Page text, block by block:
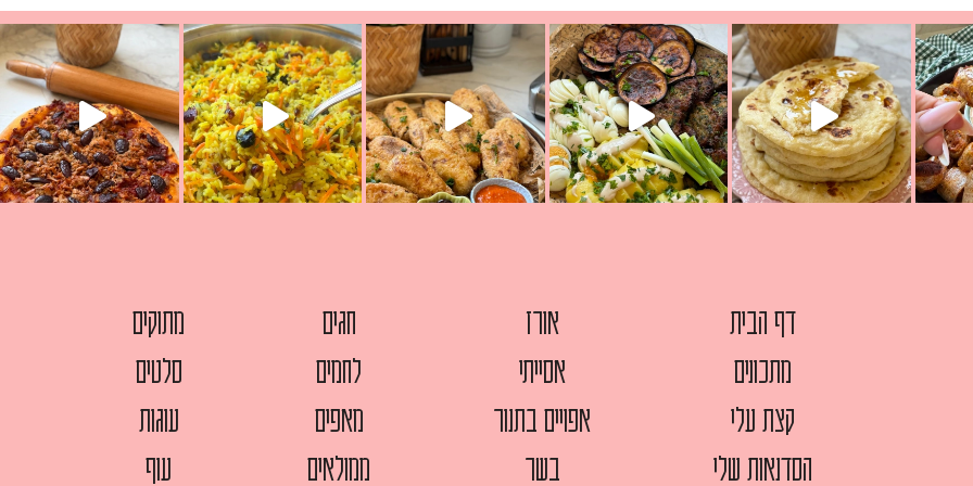
מעול
לאכול משהו אז מה בשבילכם? בפ
פסטל טוניסאי לתשעת הימים, חשבתי מה לחדש לכם ונראה
אורז יצירתי לתשעת הימים ולכבוד שבת קודשלמתכון
פיצה של תשעת הימים ולמה היא נקראת ככה? ההסבר בסרטו
דף הבית
מתכונים
קצת עלי
הסדנאות שלי
אורז
אסייתי
אפויים בתנור
בשר
חגים
לחמים
מאפים
ממולאים
מתוקים
סלטים
עוגות
עוף